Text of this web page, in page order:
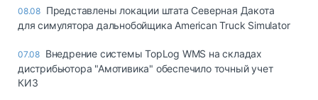
08.08 Представлены локации штата Северная Дакота
для симулятора дальнобойщика American Truck Simulator
07.08 Внедрение системы TopLog WMS на складах
дистрибьютора "Амотивика" обеспечило точный учет
КИЗ